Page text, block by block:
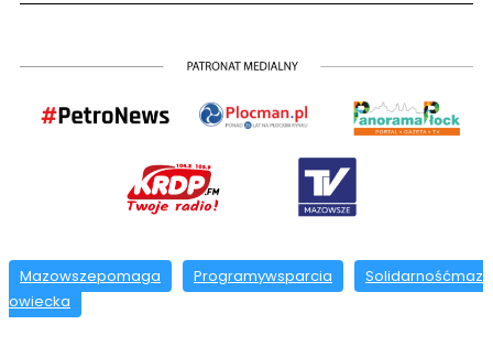
Mazowszepomaga Programywsparcia
Solidarnośćmaz
owiecka